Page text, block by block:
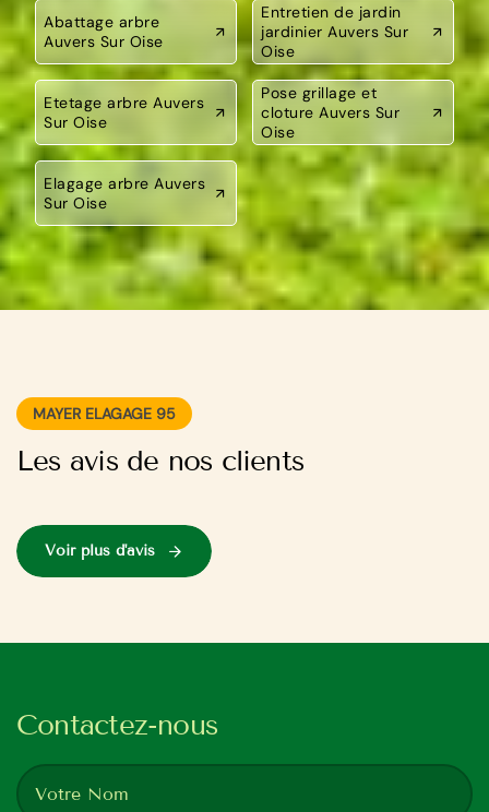
Abattage arbre
Auvers Sur Oise
Entretien de jardin
jardinier Auvers Sur
Oise
Etetage arbre Auvers
Sur Oise
Pose grillage et
cloture Auvers Sur
Oise
Elagage arbre Auvers
Sur Oise
MAYER ELAGAGE 95
Les avis de nos clients
Voir plus d'avis
Contactez-nous